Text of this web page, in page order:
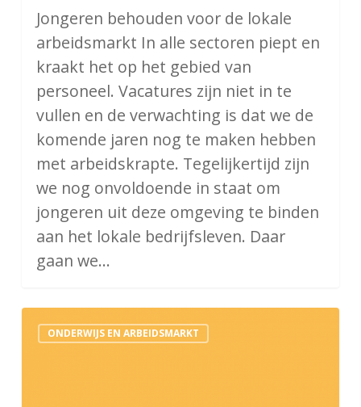
Jongeren behouden voor de lokale
arbeidsmarkt In alle sectoren piept en
kraakt het op het gebied van
personeel. Vacatures zijn niet in te
vullen en de verwachting is dat we de
komende jaren nog te maken hebben
met arbeidskrapte. Tegelijkertijd zijn
we nog onvoldoende in staat om
jongeren uit deze omgeving te binden
aan het lokale bedrijfsleven. Daar
gaan we…
Laaggeletterdheid
ONDERWIJS EN ARBEIDSMARKT